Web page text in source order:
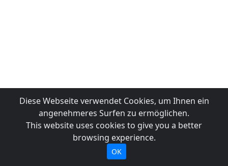
Diese Webseite verwendet Cookies, um Ihnen ein
angenehmeres Surfen zu ermöglichen.
This website uses cookies to give you a better
browsing experience.
OK